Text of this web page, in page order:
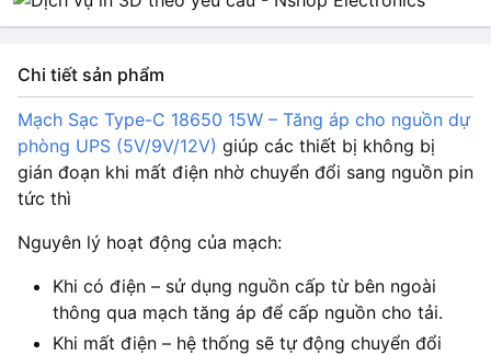
Chi tiết sản phẩm
Mạch Sạc Type-C 18650 15W – Tăng áp cho nguồn dự
phòng UPS (5V/9V/12V) giúp các thiết bị không bị
gián đoạn khi mất điện nhờ chuyển đổi sang nguồn pin
tức thì
Nguyên lý hoạt động của mạch:
Khi có điện – sử dụng nguồn cấp từ bên ngoài
thông qua mạch tăng áp để cấp nguồn cho tải.
Khi mất điện – hệ thống sẽ tự động chuyển đổi